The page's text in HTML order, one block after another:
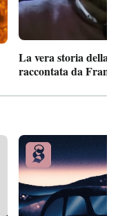
La vera storia della
raccontata da